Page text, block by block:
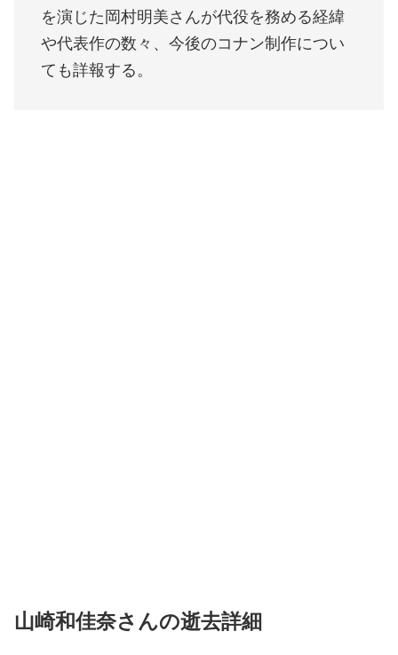
を演じた岡村明美さんが代役を務める経緯
や代表作の数々、今後のコナン制作につい
ても詳報する。
山崎和佳奈さんの逝去詳細